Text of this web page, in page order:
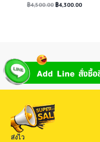
฿4,500.00 Original
฿4,300.00Current
ส่งไว